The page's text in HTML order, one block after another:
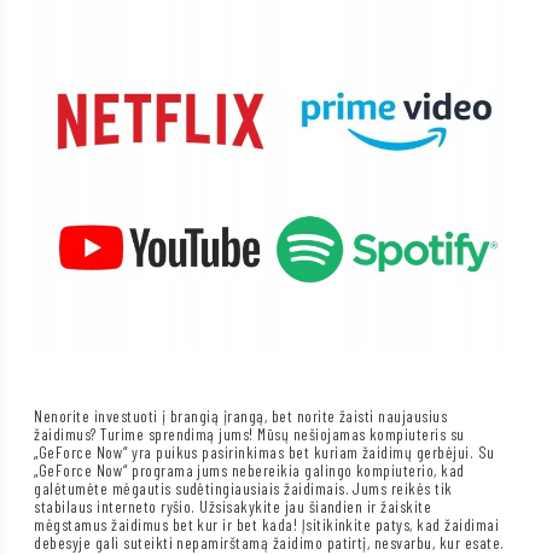
Nenorite investuoti į brangią įrangą, bet norite žaisti naujausius
žaidimus? Turime sprendimą jums! Mūsų nešiojamas kompiuteris su
„GeForce Now“ yra puikus pasirinkimas bet kuriam žaidimų gerbėjui. Su
„GeForce Now“ programa jums nebereikia galingo kompiuterio, kad
galėtumėte mėgautis sudėtingiausiais žaidimais. Jums reikės tik
stabilaus interneto ryšio. Užsisakykite jau šiandien ir žaiskite
mėgstamus žaidimus bet kur ir bet kada! Įsitikinkite patys, kad žaidimai
debesyje gali suteikti nepamirštamą žaidimo patirtį, nesvarbu, kur esate.